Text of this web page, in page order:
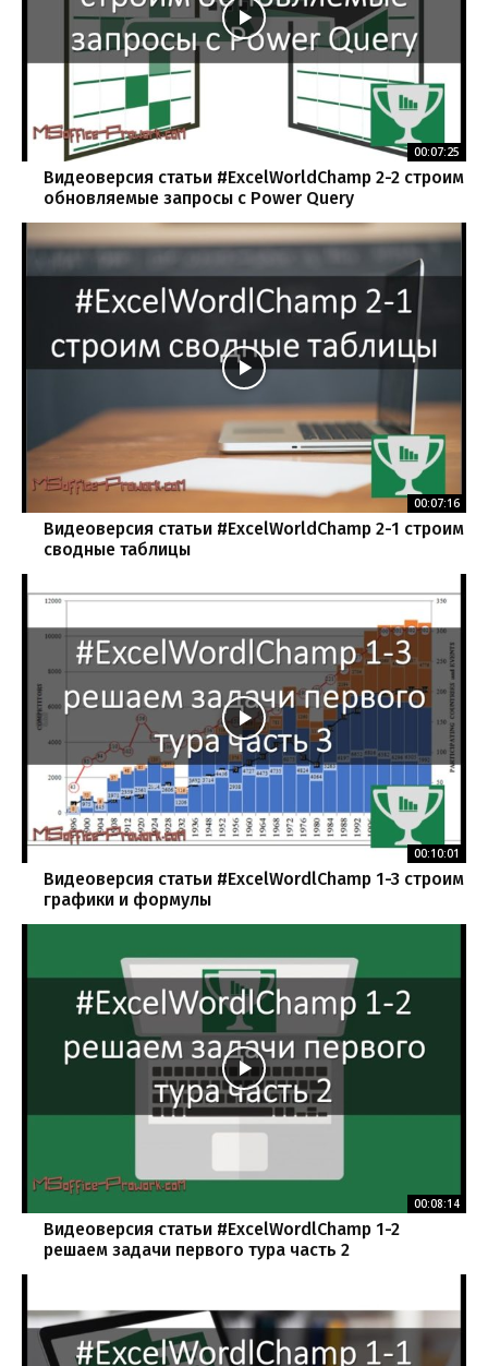
00:07:25
Видеоверсия статьи #ExcelWorldChamp 2-2 строим
обновляемые запросы с Power Query
00:07:16
Видеоверсия статьи #ExcelWorldChamp 2-1 строим
сводные таблицы
00:10:01
Видеоверсия статьи #ExcelWordlChamp 1-3 строим
графики и формулы
00:08:14
Видеоверсия статьи #ExcelWordlChamp 1-2
решаем задачи первого тура часть 2